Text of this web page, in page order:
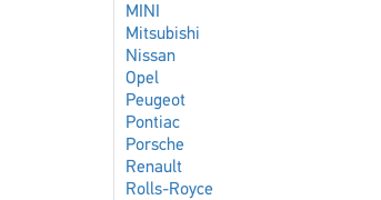
MINI
Mitsubishi
Nissan
Opel
Peugeot
Pontiac
Porsche
Renault
Rolls-Royce